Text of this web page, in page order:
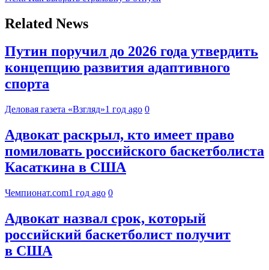
Related News
Путин поручил до 2026 года утвердить
концепцию развития адаптивного
спорта
Деловая газета «Взгляд»1 год ago 0
Адвокат раскрыл, кто имеет право
помиловать российского баскетболиста
Касаткина в США
Чемпионат.com1 год ago 0
Адвокат назвал срок, который
российский баскетболист получит
в США